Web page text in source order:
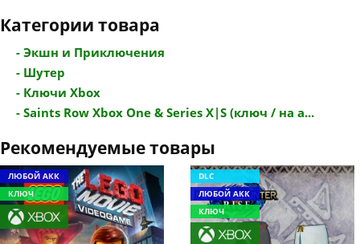
Категории товара
- Экшн и Приключения
- Шутер
- Ключи Xbox
- Saints Row Xbox One & Series X|S (ключ / на а...
Рекомендуемые товары
ЛЮБОЙ АКК
КЛЮЧ
DLC
ЛЮБОЙ АКК
КЛЮЧ